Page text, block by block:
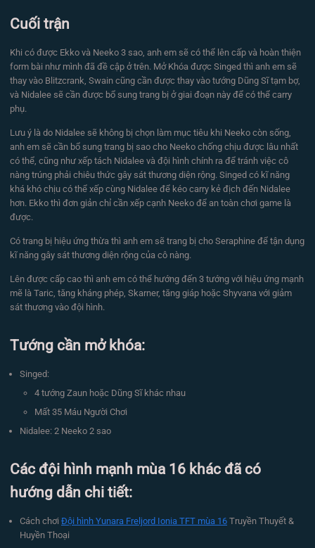
Cuối trận
Khi có được Ekko và Neeko 3 sao, anh em sẽ có thể lên cấp và hoàn thiện
form bài như mình đã đề cập ở trên. Mở Khóa được Singed thì anh em sẽ
thay vào Blitzcrank, Swain cũng cần được thay vào tướng Dũng Sĩ tạm bợ,
và Nidalee sẽ cần được bổ sung trang bị ở giai đoạn này để có thể carry
phụ.
Lưu ý là do Nidalee sẽ không bị chọn làm mục tiêu khi Neeko còn sống,
anh em sẽ cần bổ sung trang bị sao cho Neeko chống chịu được lâu nhất
có thể, cũng như xếp tách Nidalee và đội hình chính ra để tránh việc cô
nàng trúng phải chiêu thức gây sát thương diện rộng. Singed có kĩ năng
khá khó chịu có thể xếp cùng Nidalee để kéo carry kẻ địch đến Nidalee
hơn. Ekko thì đơn giản chỉ cần xếp cạnh Neeko để an toàn chơi game là
được.
Có trang bị hiệu ứng thừa thì anh em sẽ trang bị cho Seraphine để tận dụng
kĩ năng gây sát thương diện rộng của cô nàng.
Lên được cấp cao thì anh em có thể hướng đến 3 tướng với hiệu ứng mạnh
mẽ là Taric, tăng kháng phép, Skarner, tăng giáp hoặc Shyvana với giảm
sát thương vào đội hình.
Tướng cần mở khóa:
Singed:
4 tướng Zaun hoặc Dũng Sĩ khác nhau
Mất 35 Máu Người Chơi
Nidalee: 2 Neeko 2 sao
Các đội hình mạnh mùa 16 khác đã có
hướng dẫn chi tiết:
Cách chơi Đội hình Yunara Freljord Ionia TFT mùa 16 Truyền Thuyết &
Huyền Thoại